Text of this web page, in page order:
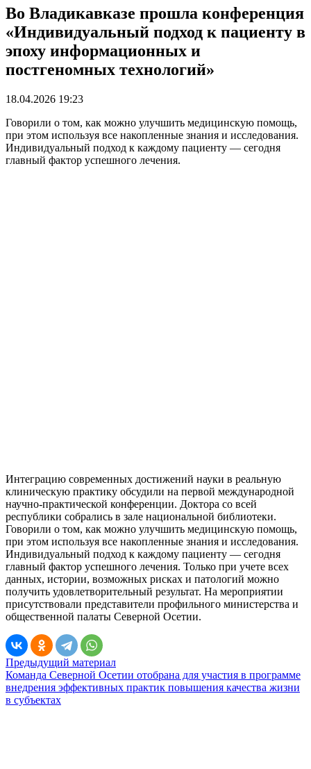
Во Владикавказе прошла конференция
«Индивидуальный подход к пациенту в
эпоху информационных и
постгеномных технологий»
18.04.2026 19:23
Говорили о том, как можно улучшить медицинскую помощь,
при этом используя все накопленные знания и исследования.
Индивидуальный подход к каждому пациенту — сегодня
главный фактор успешного лечения.
Интеграцию современных достижений науки в реальную
клиническую практику обсудили на первой международной
научно-практической конференции. Доктора со всей
республики собрались в зале национальной библиотеки.
Говорили о том, как можно улучшить медицинскую помощь,
при этом используя все накопленные знания и исследования.
Индивидуальный подход к каждому пациенту — сегодня
главный фактор успешного лечения. Только при учете всех
данных, истории, возможных рисках и патологий можно
получить удовлетворительный результат. На мероприятии
присутствовали представители профильного министерства и
общественной палаты Северной Осетии.
Предыдущий материал
Команда Северной Осетии отобрана для участия в программе
внедрения эффективных практик повышения качества жизни
в субъектах